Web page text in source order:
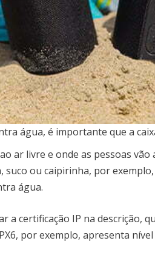
água, é importante que a
ar livre e onde as pessoas
suco ou caipirinha, por
água.
a certificação IP na descrição,
por exemplo, apresenta